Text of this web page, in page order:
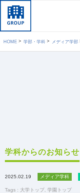
HOME 学部・学科 メディア学部
学科からのお知らせ
2025.02.19 メディア学科
Tags : 大学トップ 学園トップ